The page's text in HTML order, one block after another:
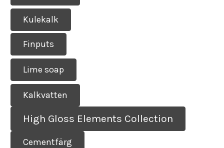
Kulekalk
Finputs
Lime soap
Kalkvatten
High Gloss Elements Collection
Cementfärg